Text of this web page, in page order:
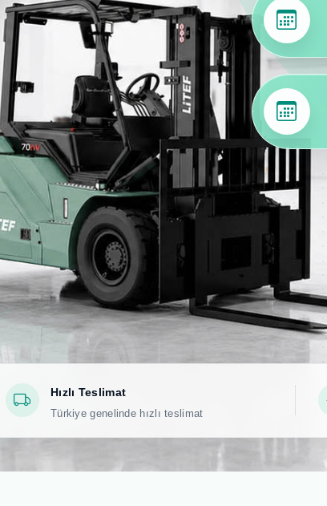
Hızlı Teslimat
Türkiye genelinde hızlı teslimat